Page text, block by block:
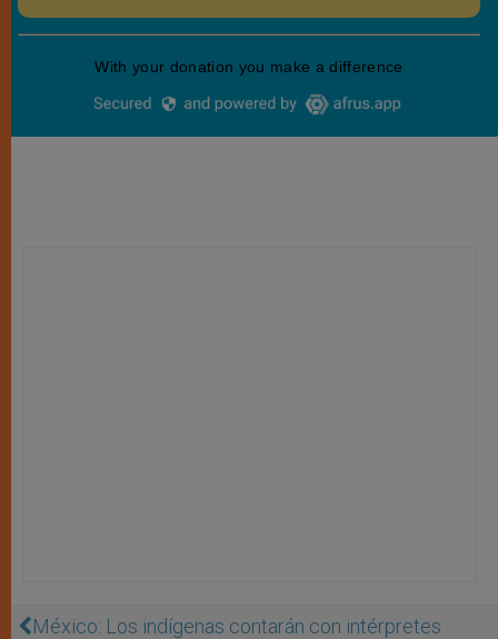
México: Los indígenas contarán con intérpretes